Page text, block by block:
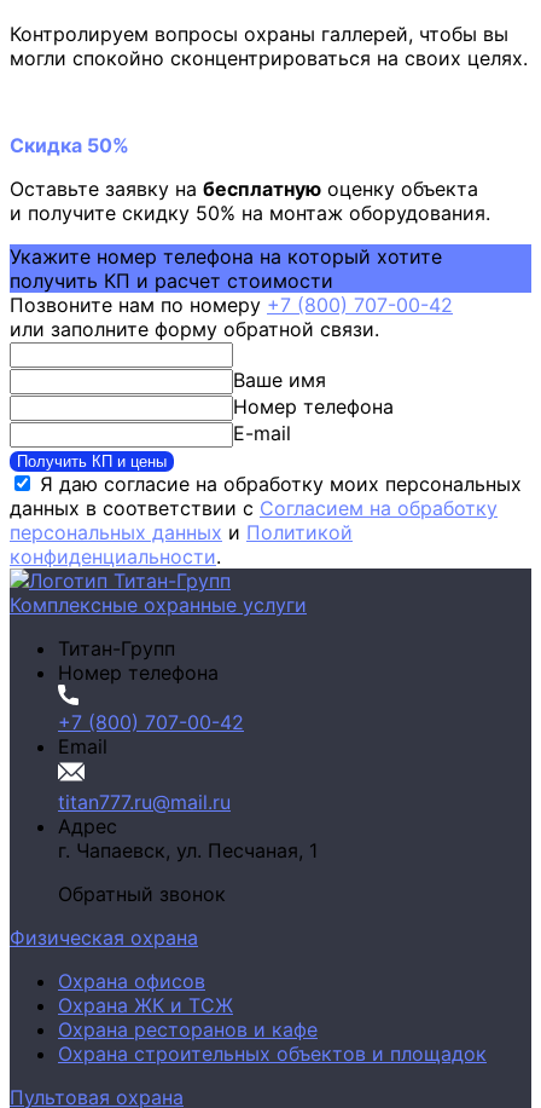
Контролируем вопросы охраны галлерей, чтобы вы
могли спокойно сконцентрироваться на своих целях.
Скидка 50%
Оставьте заявку на бесплатную оценку объекта
и получите скидку 50% на монтаж оборудования.
Укажите номер телефона на который хотите
получить КП и расчет стоимости
Позвоните нам по номеру +7 (800) 707-00-42
или заполните форму обратной связи.
Ваше имя
Номер телефона
E-mail
Получить КП и цены
Я даю согласие на обработку моих персональных
данных в соответствии с Согласием на обработку
персональных данных и Политикой
конфиденциальности.
Комплексные охранные услуги
Титан-Групп
Номер телефона
+7 (800) 707-00-42
Email
titan777.ru@mail.ru
Адрес
г. Чапаевск, ул. Песчаная, 1
Обратный звонок
Физическая охрана
Охрана офисов
Охрана ЖК и ТСЖ
Охрана ресторанов и кафе
Охрана строительных объектов и площадок
Пультовая охрана